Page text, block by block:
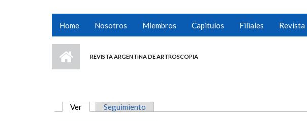
Home Nosotros Miembros Capitulos Filiales Revista
REVISTA ARGENTINA DE ARTROSCOPIA
Ver (solapa activa)
Seguimiento